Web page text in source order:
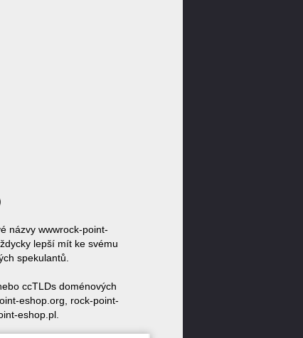
názvy wwwrock-point-
lepší mít ke svému
spekulantů.
ccTLDs doménových
eshop.org, rock-point-
eshop.pl.